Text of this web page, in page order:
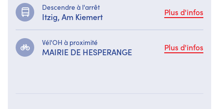
Descendre à l'arrêt
Itzig, Am Kiemert Plus d'infos
Vél'OH à proximité
MAIRIE DE HESPERANGE Plus d'infos